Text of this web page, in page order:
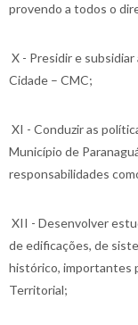
provendo a todos o
X - Presidir e
Cidade – CMC;
XI - Conduzir as
Município de
responsabilidades
XII - Desenvolver
de edificações, de
histórico, importantes
Territorial;